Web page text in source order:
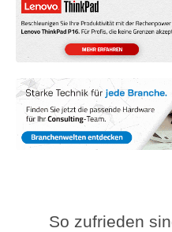
So zufrieden